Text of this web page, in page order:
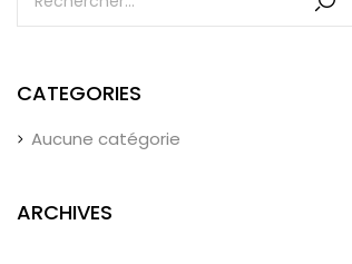
CATEGORIES
Aucune catégorie
ARCHIVES